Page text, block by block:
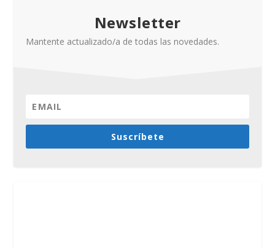
Newsletter
Mantente actualizado/a de todas las novedades.
Suscríbete